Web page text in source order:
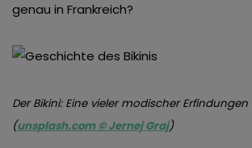
genau in Frankreich?
Der Bikini: Eine vieler modischer
(unsplash.com © Jernej Graj)